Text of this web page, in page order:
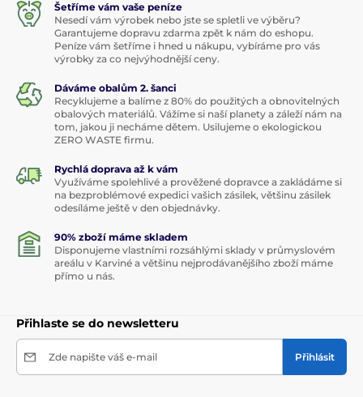
Šetříme vám vaše peníze
Nesedí vám výrobek nebo jste se spletli ve výběru?
Garantujeme dopravu zdarma zpět k nám do eshopu.
Peníze vám šetříme i hned u nákupu, vybíráme pro vás
výrobky za co nejvýhodnější ceny.
Dáváme obalům 2. šanci
Recyklujeme a balíme z 80% do použitých a obnovitelných
obalových materiálů. Vážíme si naší planety a záleží nám na
tom, jakou ji necháme dětem. Usilujeme o ekologickou
ZERO WASTE firmu.
Rychlá doprava až k vám
Využíváme spolehlivé a prověžené dopravce a zakládáme si
na bezproblémové expedici vašich zásilek, většinu zásilek
odesíláme ještě v den objednávky.
90% zboží máme skladem
Disponujeme vlastními rozsáhlými sklady v průmyslovém
areálu v Karviné a většinu nejprodávanějšího zboží máme
přímo u nás.
Přihlaste se do newsletteru
Zde napište váš e-mail Přihlásit